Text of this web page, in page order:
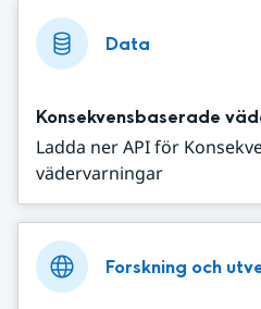
Data
Konsekvensbaserade
Ladda ner API för
vädervarningar
Forskning och